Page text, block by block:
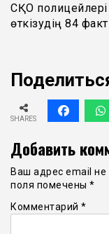
СҚО полицейлері
өткізудің 84
SHARES
Добавить
Ваш адрес email не
поля помечены *
Комментарий *